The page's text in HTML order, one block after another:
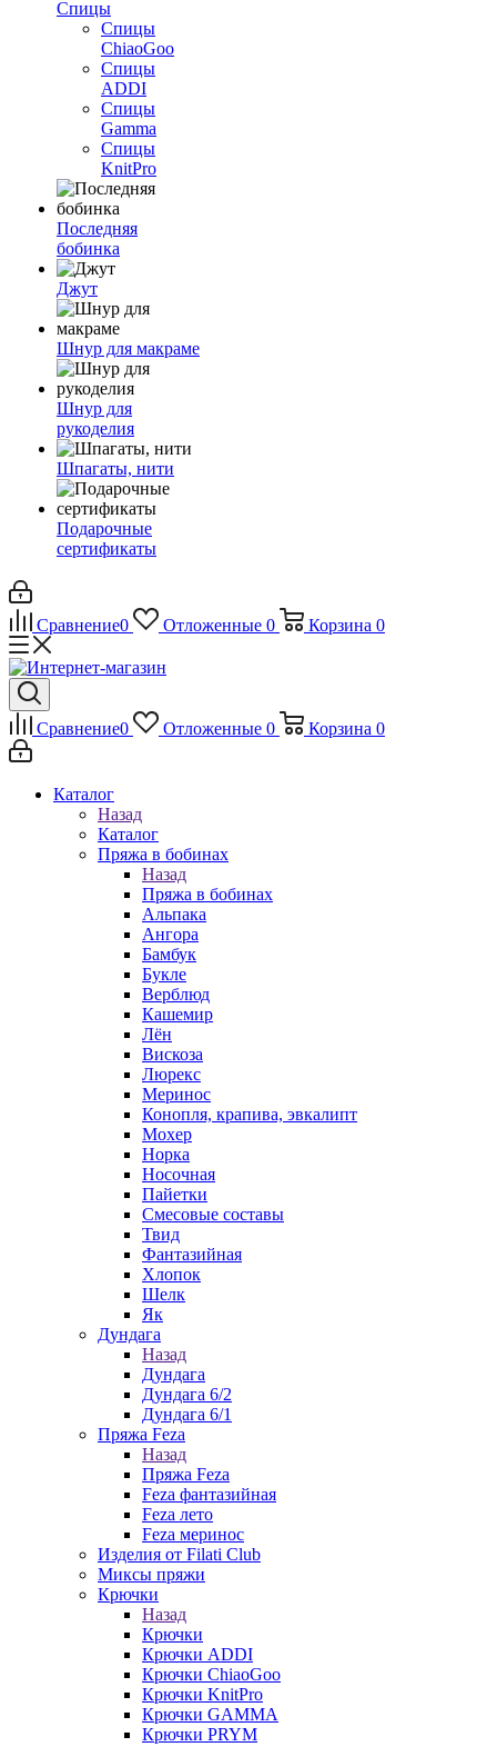
Спицы
Спицы
ChiaoGoo
Спицы
ADDI
Спицы
Gamma
Спицы
KnitPro
Последняя
бобинка
Джут
Шнур для макраме
Шнур для
рукоделия
Шпагаты, нити
Подарочные
сертификаты
Сравнение0 Отложенные 0 Корзина 0
Сравнение0 Отложенные 0 Корзина 0
Каталог
Назад
Каталог
Пряжа в бобинах
Назад
Пряжа в бобинах
Альпака
Ангора
Бамбук
Букле
Верблюд
Кашемир
Лён
Вискоза
Люрекс
Меринос
Конопля, крапива, эвкалипт
Мохер
Норка
Носочная
Пайетки
Смесовые составы
Твид
Фантазийная
Хлопок
Шелк
Як
Дундага
Назад
Дундага
Дундага 6/2
Дундага 6/1
Пряжа Feza
Назад
Пряжа Feza
Feza фантазийная
Feza лето
Feza меринос
Изделия от Filati Club
Миксы пряжи
Крючки
Назад
Крючки
Крючки ADDI
Крючки ChiaoGoo
Крючки KnitPro
Крючки GAMMA
Крючки PRYM